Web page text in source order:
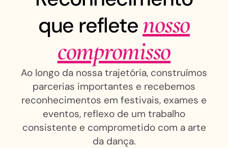
que refletenosso
compromisso
Ao longo da nossa trajetória, construímos
parcerias importantes e recebemos
reconhecimentos em festivais, exames e
eventos, reflexo de um trabalho
consistente e comprometido com a arte
da dança.